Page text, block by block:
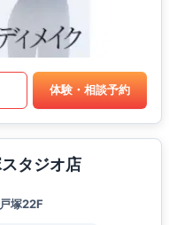
体験・相談予約
タジオ店
塚22F